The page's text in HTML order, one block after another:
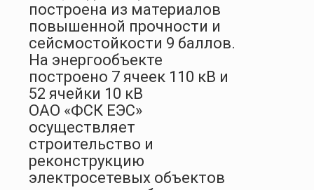
построена из материалов
повышенной прочности и
сейсмостойкости 9 баллов.
На энергообъекте
построено 7 ячеек 110 кВ и
52 ячейки 10 кВ
ОАО «ФСК ЕЭС»
осуществляет
строительство и
реконструкцию
электросетевых объектов